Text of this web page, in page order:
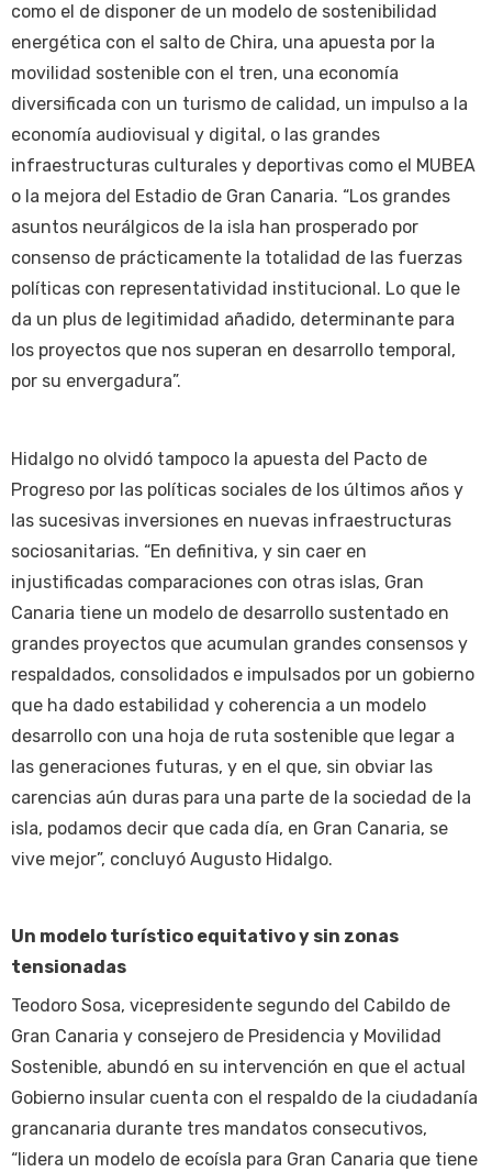
como el de disponer de un modelo de sostenibilidad
energética con el salto de Chira, una apuesta por la
movilidad sostenible con el tren, una economía
diversificada con un turismo de calidad, un impulso a la
economía audiovisual y digital, o las grandes
infraestructuras culturales y deportivas como el MUBEA
o la mejora del Estadio de Gran Canaria. “Los grandes
asuntos neurálgicos de la isla han prosperado por
consenso de prácticamente la totalidad de las fuerzas
políticas con representatividad institucional. Lo que le
da un plus de legitimidad añadido, determinante para
los proyectos que nos superan en desarrollo temporal,
por su envergadura”.
Hidalgo no olvidó tampoco la apuesta del Pacto de
Progreso por las políticas sociales de los últimos años y
las sucesivas inversiones en nuevas infraestructuras
sociosanitarias. “En definitiva, y sin caer en
injustificadas comparaciones con otras islas, Gran
Canaria tiene un modelo de desarrollo sustentado en
grandes proyectos que acumulan grandes consensos y
respaldados, consolidados e impulsados por un gobierno
que ha dado estabilidad y coherencia a un modelo
desarrollo con una hoja de ruta sostenible que legar a
las generaciones futuras, y en el que, sin obviar las
carencias aún duras para una parte de la sociedad de la
isla, podamos decir que cada día, en Gran Canaria, se
vive mejor”, concluyó Augusto Hidalgo.
Un modelo turístico equitativo y sin zonas
tensionadas
Teodoro Sosa, vicepresidente segundo del Cabildo de
Gran Canaria y consejero de Presidencia y Movilidad
Sostenible, abundó en su intervención en que el actual
Gobierno insular cuenta con el respaldo de la ciudadanía
grancanaria durante tres mandatos consecutivos,
“lidera un modelo de ecoísla para Gran Canaria que tiene